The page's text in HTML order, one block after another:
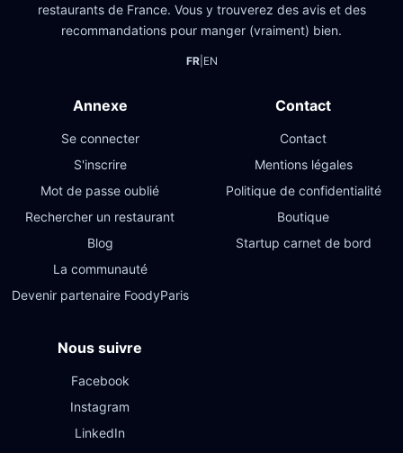
restaurants de France. Vous y trouverez des avis et des
recommandations pour manger (vraiment) bien.
FR| EN
Annexe
Se connecter
S'inscrire
Mot de passe oublié
Rechercher un restaurant
Blog
La communauté
Devenir partenaire FoodyParis
Contact
Contact
Mentions légales
Politique de confidentialité
Boutique
Startup carnet de bord
Nous suivre
Facebook
Instagram
LinkedIn